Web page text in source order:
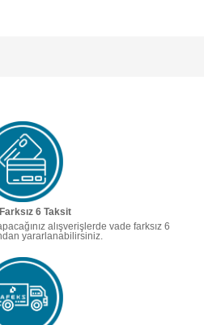
6 Taksit
alışverişlerde vade farksız 6
yararlanabilirsiniz.